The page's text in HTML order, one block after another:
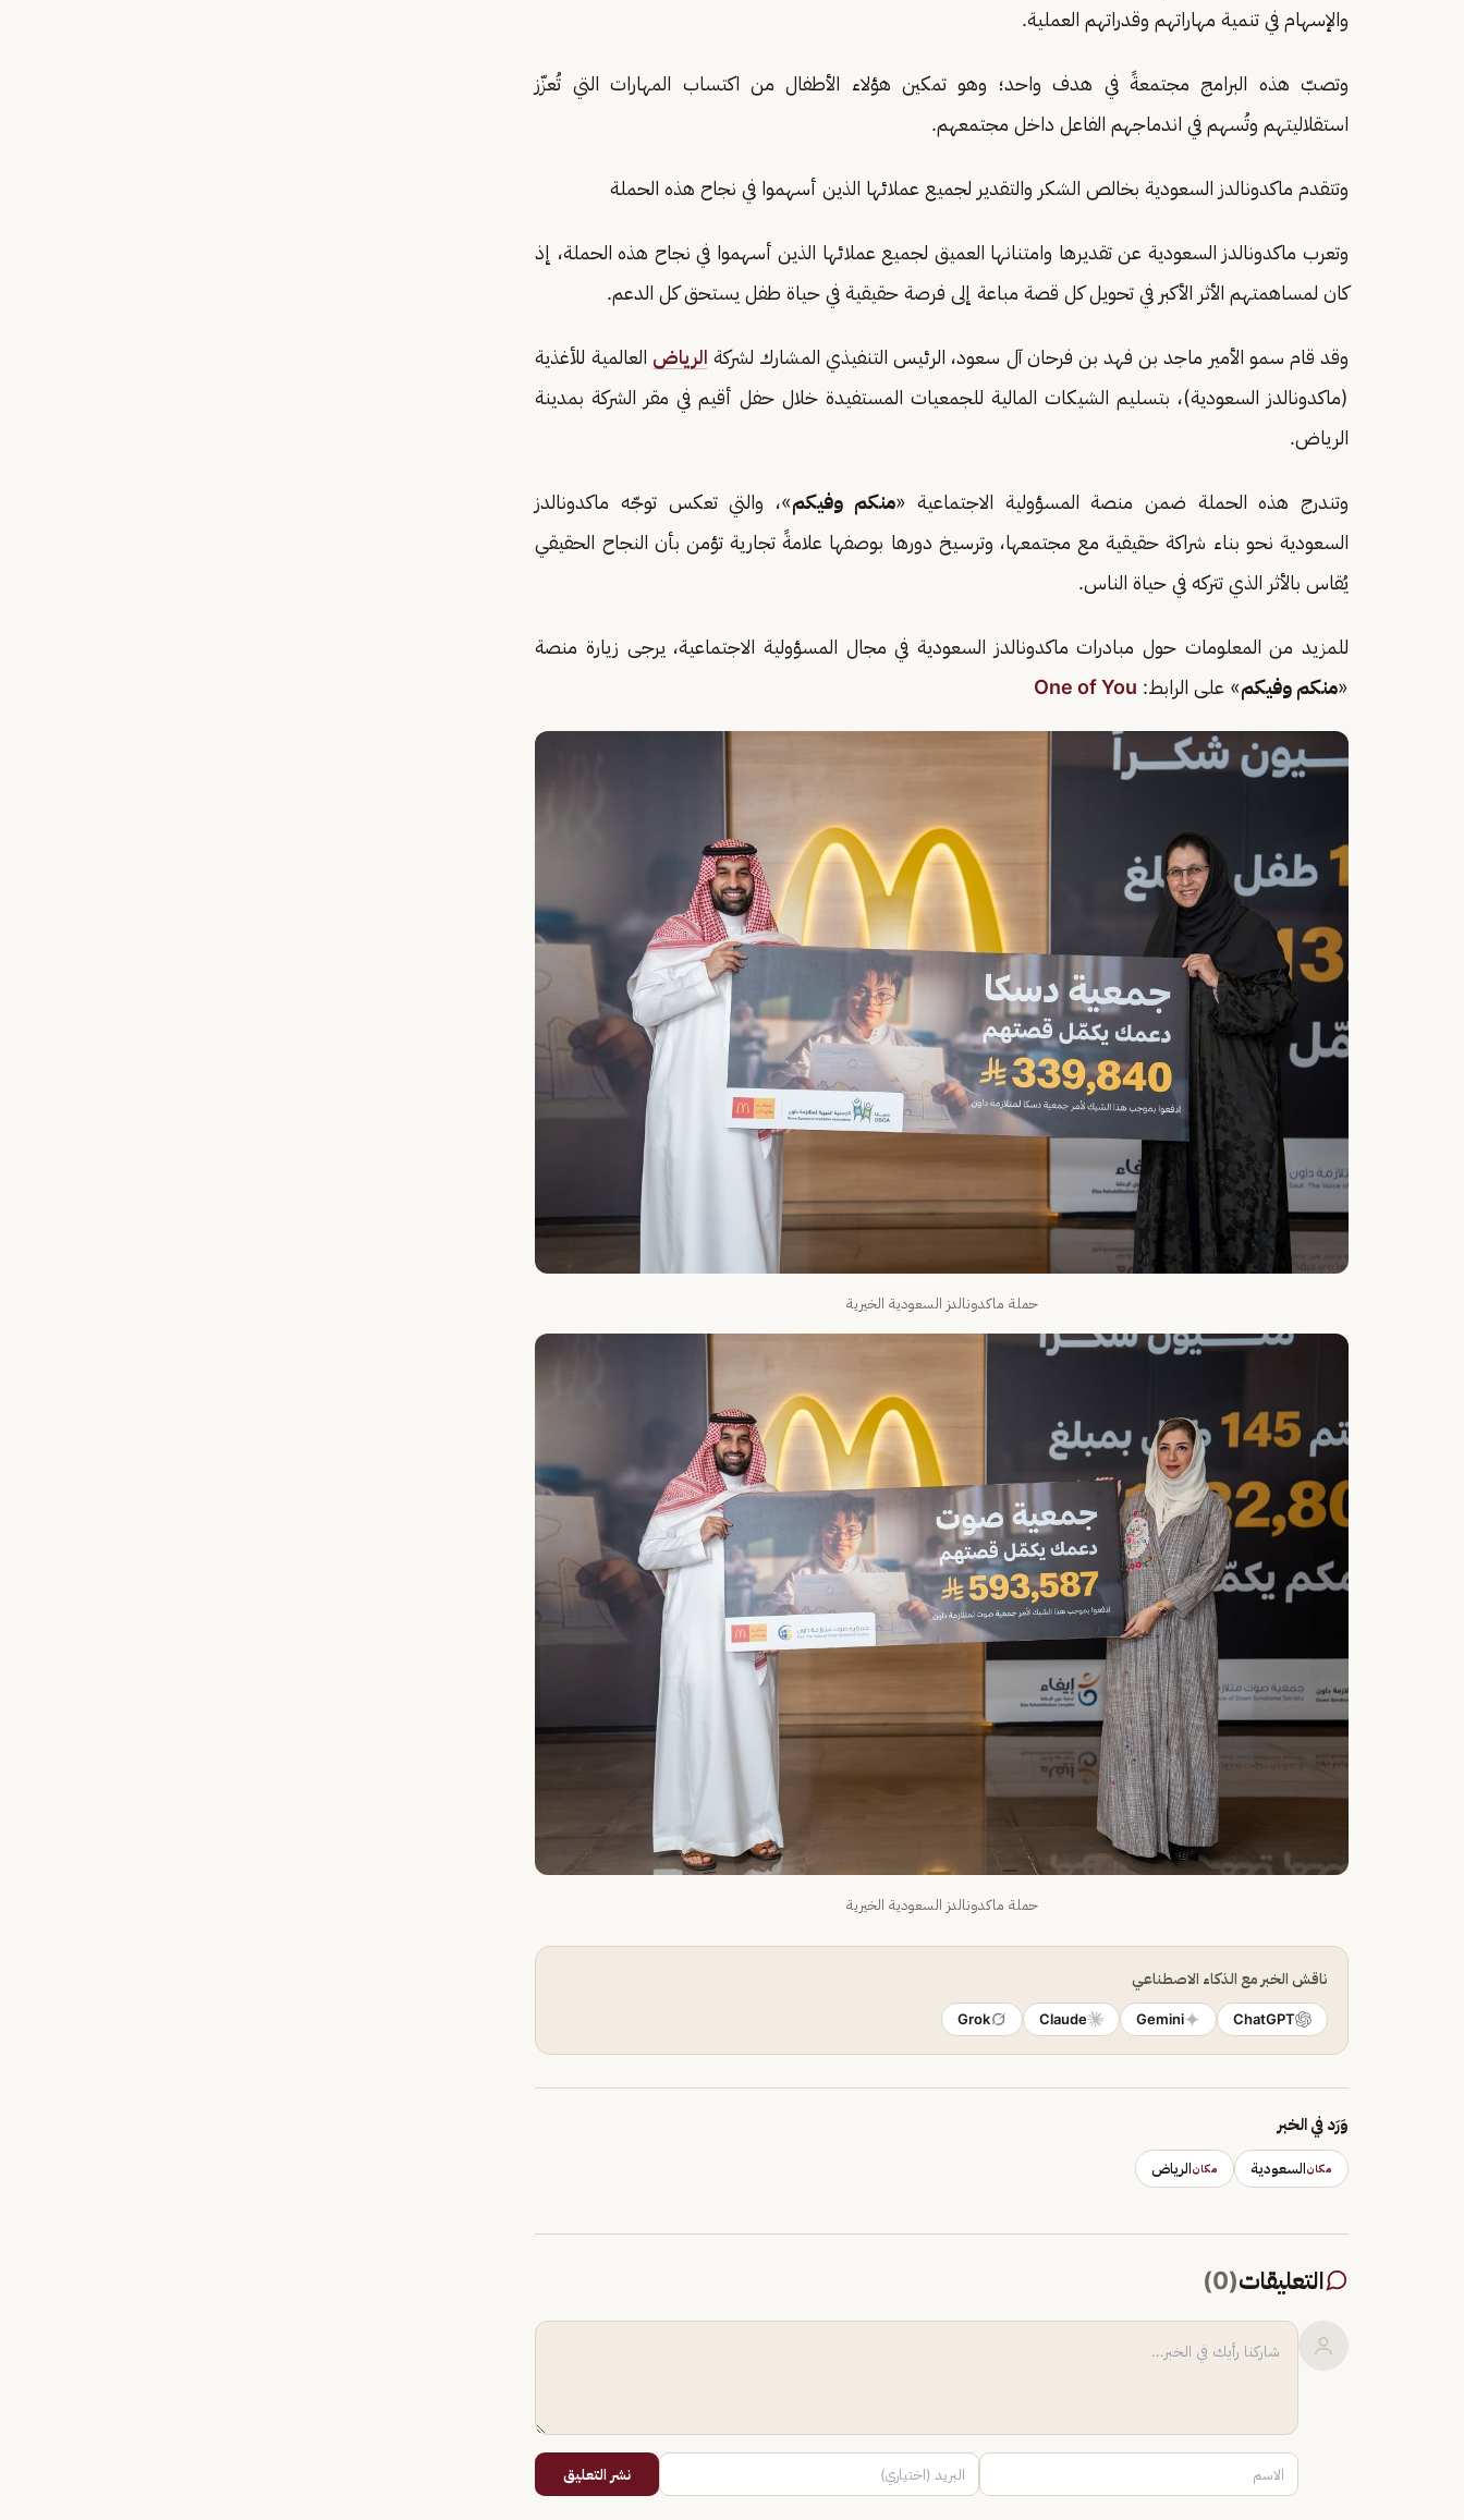
والإسهام في تنمية مهاراتهم وقدراتهم العملية.
وتصبّ هذه البرامج مجتمعةً في هدف واحد؛ وهو تمكين هؤلاء الأطفال من اكتساب المهارات التي تُعزّز
استقلاليتهم وتُسهم في اندماجهم الفاعل داخل مجتمعهم.
وتتقدم ماكدونالدز السعودية بخالص الشكر والتقدير لجميع عملائها الذين أسهموا في نجاح هذه الحملة
وتعرب ماكدونالدز السعودية عن تقديرها وامتنانها العميق لجميع عملائها الذين أسهموا في نجاح هذه الحملة، إذ
كان لمساهمتهم الأثر الأكبر في تحويل كل قصة مباعة إلى فرصة حقيقية في حياة طفل يستحق كل الدعم.
وقد قام سمو الأمير ماجد بن فهد بن فرحان آل سعود، الرئيس التنفيذي المشارك لشركة الرياض العالمية للأغذية
(ماكدونالدز السعودية)، بتسليم الشيكات المالية للجمعيات المستفيدة خلال حفل أقيم في مقر الشركة بمدينة
الرياض.
وتندرج هذه الحملة ضمن منصة المسؤولية الاجتماعية «منكم وفيكم»، والتي تعكس توجّه ماكدونالدز
السعودية نحو بناء شراكة حقيقية مع مجتمعها، وترسيخ دورها بوصفها علامةً تجارية تؤمن بأن النجاح الحقيقي
يُقاس بالأثر الذي تتركه في حياة الناس.
للمزيد من المعلومات حول مبادرات ماكدونالدز السعودية في مجال المسؤولية الاجتماعية، يرجى زيارة منصة
«منكم وفيكم» على الرابط: One of You
حملة ماكدونالدز السعودية الخيرية
حملة ماكدونالدز السعودية الخيرية
ناقش الخبر مع الذكاء الاصطناعي
ChatGPT
Gemini
Claude
Grok
وَرَد في الخبر
مكانالسعودية مكانالرياض
التعليقات(
0
)
نشر التعليق